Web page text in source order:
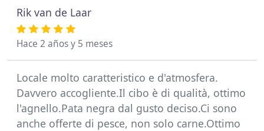
Rik van de Laar
Hace 2 años y 5 meses
Locale molto caratteristico e d'atmosfera.
Davvero accogliente.Il cibo è di qualità, ottimo
l'agnello.Pata negra dal gusto deciso.Ci sono
anche offerte di pesce, non solo carne.Ottimo